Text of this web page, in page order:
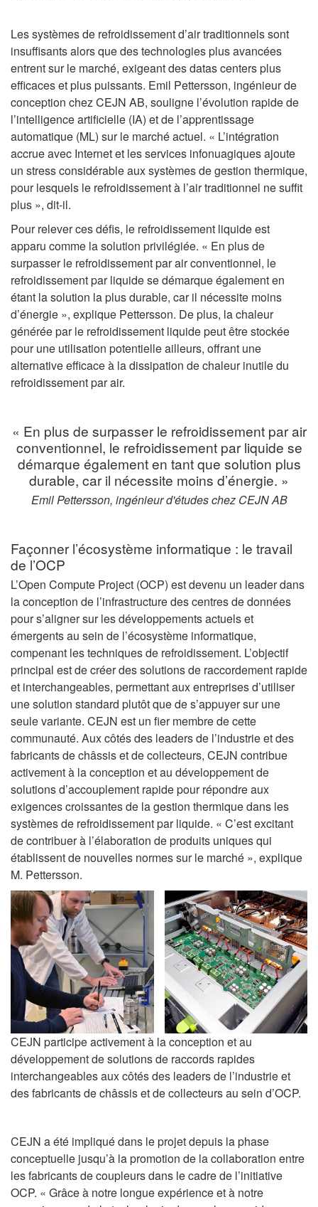
Les systèmes de refroidissement d’air traditionnels sont
insuffisants alors que des technologies plus avancées
entrent sur le marché, exigeant des datas centers plus
efficaces et plus puissants. Emil Pettersson, ingénieur de
conception chez CEJN AB, souligne l’évolution rapide de
l’intelligence artificielle (IA) et de l’apprentissage
automatique (ML) sur le marché actuel. « L’intégration
accrue avec Internet et les services infonuagiques ajoute
un stress considérable aux systèmes de gestion thermique,
pour lesquels le refroidissement à l’air traditionnel ne suffit
plus », dit-il.
Pour relever ces défis, le refroidissement liquide est
apparu comme la solution privilégiée. « En plus de
surpasser le refroidissement par air conventionnel, le
refroidissement par liquide se démarque également en
étant la solution la plus durable, car il nécessite moins
d’énergie », explique Pettersson. De plus, la chaleur
générée par le refroidissement liquide peut être stockée
pour une utilisation potentielle ailleurs, offrant une
alternative efficace à la dissipation de chaleur inutile du
refroidissement par air.
« En plus de surpasser le refroidissement par air
conventionnel, le refroidissement par liquide se
démarque également en tant que solution plus
durable, car il nécessite moins d’énergie. »
Emil Pettersson, ingénieur d'études chez CEJN AB
Façonner l’écosystème informatique : le travail
de l’OCP
L’Open Compute Project (OCP) est devenu un leader dans
la conception de l’infrastructure des centres de données
pour s’aligner sur les développements actuels et
émergents au sein de l’écosystème informatique,
compenant les techniques de refroidissement. L’objectif
principal est de créer des solutions de raccordement rapide
et interchangeables, permettant aux entreprises d’utiliser
une solution standard plutôt que de s’appuyer sur une
seule variante. CEJN est un fier membre de cette
communauté. Aux côtés des leaders de l’industrie et des
fabricants de châssis et de collecteurs, CEJN contribue
activement à la conception et au développement de
solutions d’accouplement rapide pour répondre aux
exigences croissantes de la gestion thermique dans les
systèmes de refroidissement par liquide. « C’est excitant
de contribuer à l’élaboration de produits uniques qui
établissent de nouvelles normes sur le marché », explique
M. Pettersson.
CEJN participe activement à la conception et au
développement de solutions de raccords rapides
interchangeables aux côtés des leaders de l’industrie et
des fabricants de châssis et de collecteurs au sein d’OCP.
CEJN a été impliqué dans le projet depuis la phase
conceptuelle jusqu’à la promotion de la collaboration entre
les fabricants de coupleurs dans le cadre de l’initiative
OCP. « Grâce à notre longue expérience et à notre